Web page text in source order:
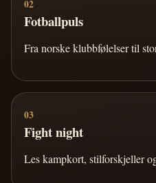
02
Fotballpuls
Fra norske klubbfølelser til
03
Fight night
Les kampkort, stilforskjeller